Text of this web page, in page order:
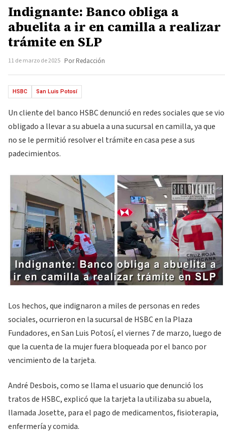
Indignante: Banco obliga a
abuelita a ir en camilla a realizar
trámite en SLP
11 de marzo de 2025 Por Redacción
HSBC San Luis Potosí
Un cliente del banco HSBC denunció en redes sociales que se vio
obligado a llevar a su abuela a una sucursal en camilla, ya que
no se le permitió resolver el trámite en casa pese a sus
padecimientos.
Los hechos, que indignaron a miles de personas en redes
sociales, ocurrieron en la sucursal de HSBC en la Plaza
Fundadores, en San Luis Potosí, el viernes 7 de marzo, luego de
que la cuenta de la mujer fuera bloqueada por el banco por
vencimiento de la tarjeta.
André Desbois, como se llama el usuario que denunció los
tratos de HSBC, explicó que la tarjeta la utilizaba su abuela,
llamada Josette, para el pago de medicamentos, fisioterapia,
enfermería y comida.